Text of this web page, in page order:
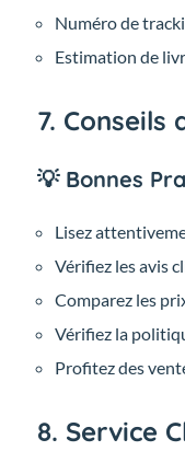
Numéro de
Estimation de
7. Conseils
💡 Bonnes
Lisez
Vérifiez les avis
Comparez les
Vérifiez la
Profitez des
8. Service